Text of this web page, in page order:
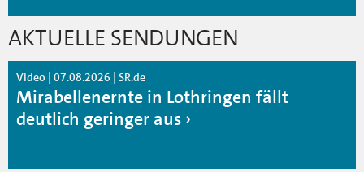
AKTUELLE SENDUNGEN
Video | 07.08.2026 | SR.de
Mirabellenernte in Lothringen fällt
deutlich geringer aus